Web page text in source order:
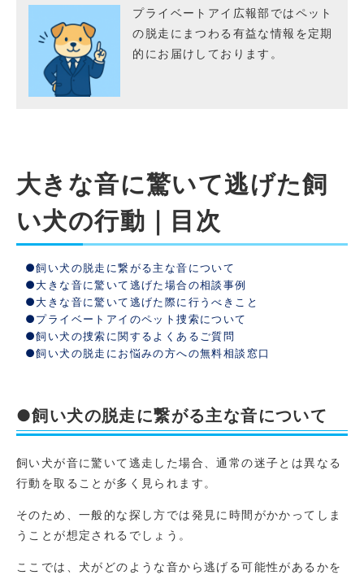
プライベートアイ広報部ではペット
の脱走にまつわる有益な情報を定期
的にお届けしております。
大きな音に驚いて逃げた飼
い犬の行動｜目次
●飼い犬の脱走に繋がる主な音について
●大きな音に驚いて逃げた場合の相談事例
●大きな音に驚いて逃げた際に行うべきこと
●プライベートアイのペット捜索について
●飼い犬の捜索に関するよくあるご質問
●飼い犬の脱走にお悩みの方への無料相談窓口
●飼い犬の脱走に繋がる主な音について
飼い犬が音に驚いて逃走した場合、通常の迷子とは異なる
行動を取ることが多く見られます。
そのため、一般的な探し方では発見に時間がかかってしま
うことが想定されるでしょう。
ここでは、犬がどのような音から逃げる可能性があるかを